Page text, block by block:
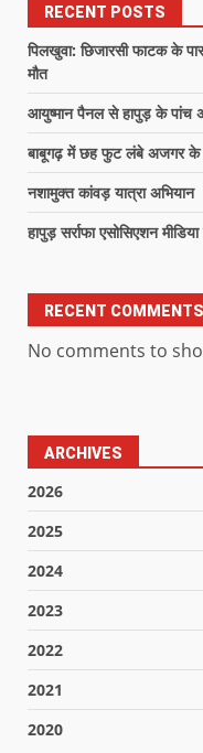
RECENT POSTS
पिलखुवा: छिजारसी फाटक के
मौत
आयुष्मान पैनल से हापुड़ के पांच
बाबूगढ़ में छह फुट लंबे अजगर
नशामुक्त कांवड़ यात्रा अभियान
हापुड़ सर्राफा एसोसिएशन
RECENT COMMENTS
No comments to
ARCHIVES
2026
2025
2024
2023
2022
2021
2020